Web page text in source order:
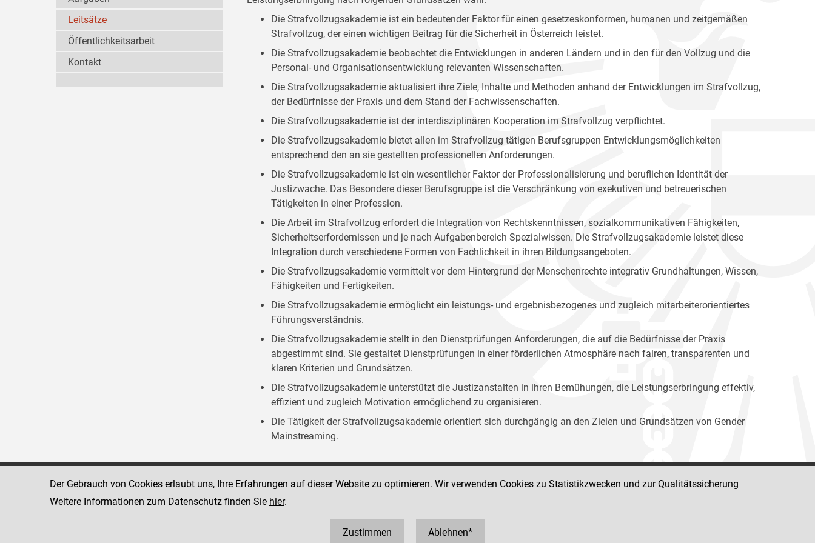
Die Strafvollzugsakademie ist ein bedeutender Faktor für einen gesetzeskonformen, humanen und zeitgemäßen
Strafvollzug, der einen wichtigen Beitrag für die Sicherheit in Österreich leistet.
Die Strafvollzugsakademie beobachtet die Entwicklungen in anderen Ländern und in den für den Vollzug und die
Personal- und Organisationsentwicklung relevanten Wissenschaften.
Die Strafvollzugsakademie aktualisiert ihre Ziele, Inhalte und Methoden anhand der Entwicklungen im Strafvollzug,
der Bedürfnisse der Praxis und dem Stand der Fachwissenschaften.
Die Strafvollzugsakademie ist der interdisziplinären Kooperation im Strafvollzug verpflichtet.
Die Strafvollzugsakademie bietet allen im Strafvollzug tätigen Berufsgruppen Entwicklungsmöglichkeiten
entsprechend den an sie gestellten professionellen Anforderungen.
Die Strafvollzugsakademie ist ein wesentlicher Faktor der Professionalisierung und beruflichen Identität der
Justizwache. Das Besondere dieser Berufsgruppe ist die Verschränkung von exekutiven und betreuerischen
Tätigkeiten in einer Profession.
Die Arbeit im Strafvollzug erfordert die Integration von Rechtskenntnissen, sozialkommunikativen Fähigkeiten,
Sicherheitserfordernissen und je nach Aufgabenbereich Spezialwissen. Die Strafvollzugsakademie leistet diese
Integration durch verschiedene Formen von Fachlichkeit in ihren Bildungsangeboten.
Die Strafvollzugsakademie vermittelt vor dem Hintergrund der Menschenrechte integrativ Grundhaltungen, Wissen,
Fähigkeiten und Fertigkeiten.
Die Strafvollzugsakademie ermöglicht ein leistungs- und ergebnisbezogenes und zugleich mitarbeiterorientiertes
Führungsverständnis.
Die Strafvollzugsakademie stellt in den Dienstprüfungen Anforderungen, die auf die Bedürfnisse der Praxis
abgestimmt sind. Sie gestaltet Dienstprüfungen in einer förderlichen Atmosphäre nach fairen, transparenten und
klaren Kriterien und Grundsätzen.
Die Strafvollzugsakademie unterstützt die Justizanstalten in ihren Bemühungen, die Leistungserbringung effektiv,
effizient und zugleich Motivation ermöglichend zu organisieren.
Die Tätigkeit der Strafvollzugsakademie orientiert sich durchgängig an den Zielen und Grundsätzen von Gender
Mainstreaming.
Leitsätze
Öffentlichkeitsarbeit
Kontakt
Strafvollzugsakademie
www.justiz.gv.at/stak
1080 Wien
Wickenburggasse 12
Telefon: +43 1 40403 358810
Social Media Kanäle
Der Gebrauch von Cookies erlaubt uns, Ihre Erfahrungen auf dieser Website zu optimieren. Wir verwenden Cookies zu Statistikzwecken und zur Qualitätssicherung
Weitere Informationen zum Datenschutz finden Sie hier.
Zustimmen Ablehnen*